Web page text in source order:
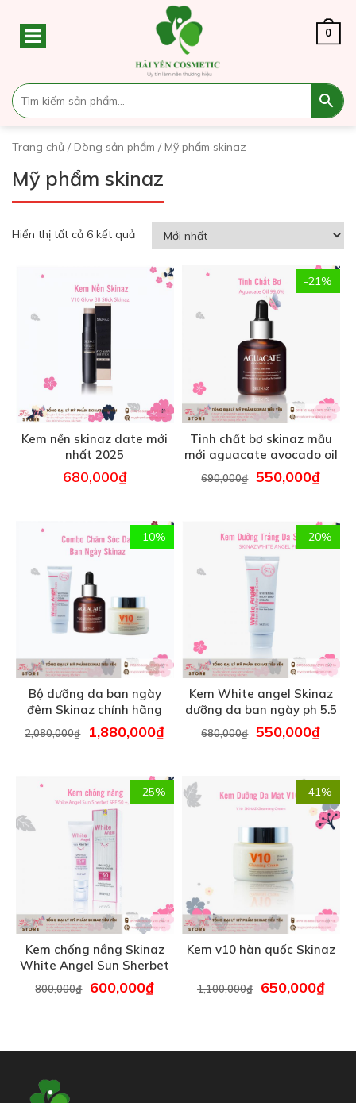
0
Trang chủ / Dòng sản phẩm / Mỹ phẩm skinaz
Mỹ phẩm skinaz
Hiển thị tất cả 6 kết quả
Kem nền skinaz date mới
nhất 2025
680,000₫
-21%
Tinh chất bơ skinaz mẫu
mới aguacate avocado oil
99.6 % – 70 ml
690,000₫ 550,000₫
-10%
Bộ dưỡng da ban ngày
đêm Skinaz chính hãng
2,080,000₫ 1,880,000₫
-20%
Kem White angel Skinaz
dưỡng da ban ngày ph 5.5
– 70 ml
680,000₫ 550,000₫
-25%
Kem chống nắng Skinaz
White Angel Sun Sherbet
mẫu mới – 50 ml
800,000₫ 600,000₫
-41%
Kem v10 hàn quốc Skinaz
1,100,000₫ 650,000₫